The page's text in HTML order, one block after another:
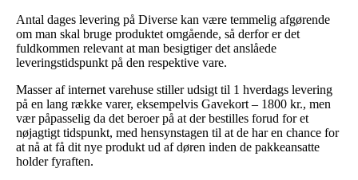
Antal dages levering på Diverse kan være temmelig afgørende
om man skal bruge produktet omgående, så derfor er det
fuldkommen relevant at man besigtiger det anslåede
leveringstidspunkt på den respektive vare.
Masser af internet varehuse stiller udsigt til 1 hverdags levering
på en lang række varer, eksempelvis Gavekort – 1800 kr., men
vær påpasselig da det beroer på at der bestilles forud for et
nøjagtigt tidspunkt, med hensynstagen til at de har en chance for
at nå at få dit nye produkt ud af døren inden de pakkeansatte
holder fyraften.